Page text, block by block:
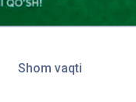
Shom vaqti